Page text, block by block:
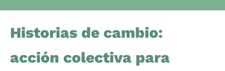
Historias de cambio:
acción colectiva para